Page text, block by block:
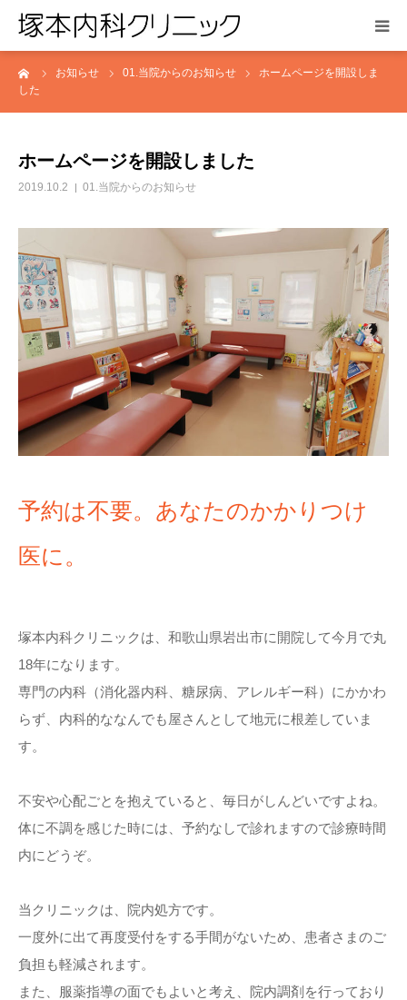
お知らせ 01.当院からのお知らせ
ホームページを開設しま
した
ホームページを開設しました
2019.10.2 01.当院からのお知らせ
予約は不要。あなたのかかりつけ
医に。
塚本内科クリニックは、和歌山県岩出市に開院して今月で丸
18年になります。
専門の内科（消化器内科、糖尿病、アレルギー科）にかかわ
らず、内科的ななんでも屋さんとして地元に根差していま
す。
不安や心配ごとを抱えていると、毎日がしんどいですよね。
体に不調を感じた時には、予約なしで診れますので診療時間
内にどうぞ。
当クリニックは、院内処方です。
一度外に出て再度受付をする手間がないため、患者さまのご
負担も軽減されます。
また、服薬指導の面でもよいと考え、院内調剤を行っており
HOME
医院紹介
診療案内
アクセス
よくある質問